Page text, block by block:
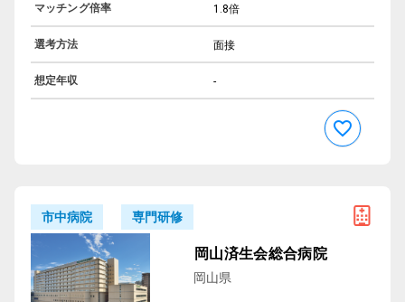
マッチング倍率 1.8倍
選考方法 面接
想定年収 -
市中病院 専門研修
岡山済生会総合病院
岡山県